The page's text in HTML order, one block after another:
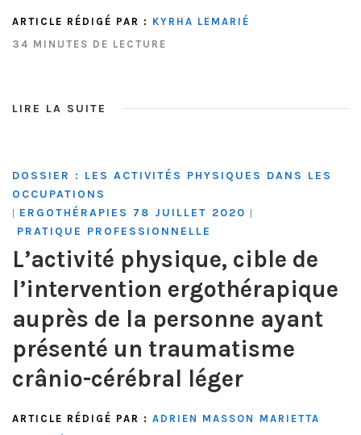
ARTICLE RÉDIGÉ PAR : KYRHA LEMARIÉ
34 MINUTES DE LECTURE
LIRE LA SUITE
DOSSIER : LES ACTIVITÉS PHYSIQUES DANS LES
OCCUPATIONS
| ERGOTHÉRAPIES 78 JUILLET 2020 |
PRATIQUE PROFESSIONNELLE
L’activité physique, cible de
l’intervention ergothérapique
auprès de la personne ayant
présenté un traumatisme
crânio-cérébral léger
ARTICLE RÉDIGÉ PAR : ADRIEN MASSON
MARIETTA